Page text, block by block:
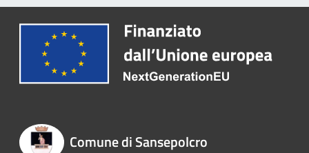
Comune di Sansepolcro